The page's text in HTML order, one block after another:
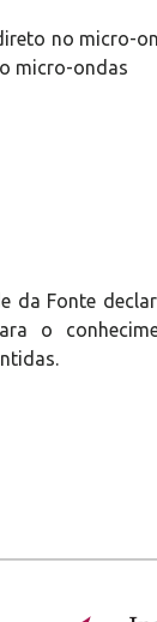
no micro-
micro-ondas
da Fonte
o